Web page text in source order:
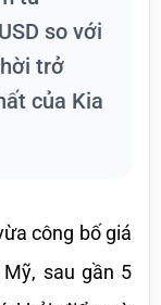
so với
trở
của Kia
công bố giá
sau gần 5